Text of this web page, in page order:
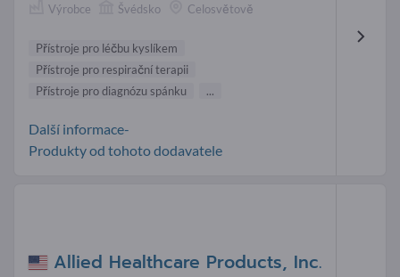
Výrobce Švédsko Celosvětově
Přístroje pro léčbu kyslíkem
Přístroje pro respirační terapii
Přístroje pro diagnózu spánku
...
Další informace-
Produkty od tohoto dodavatele
Allied Healthcare Products, Inc.